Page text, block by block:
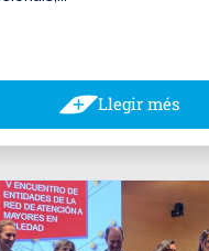
Llegir més